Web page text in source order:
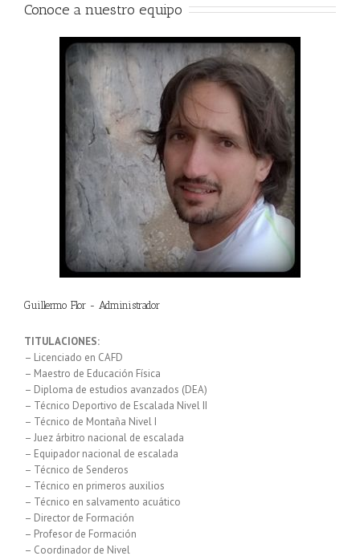
Conoce a nuestro equipo
Guillermo Flor - Administrador
TITULACIONES:
– Licenciado en CAFD
– Maestro de Educación Física
– Diploma de estudios avanzados (DEA)
– Técnico Deportivo de Escalada Nivel II
– Técnico de Montaña Nivel I
– Juez árbitro nacional de escalada
– Equipador nacional de escalada
– Técnico de Senderos
– Técnico en primeros auxilios
– Técnico en salvamento acuático
– Director de Formación
– Profesor de Formación
– Coordinador de Nivel